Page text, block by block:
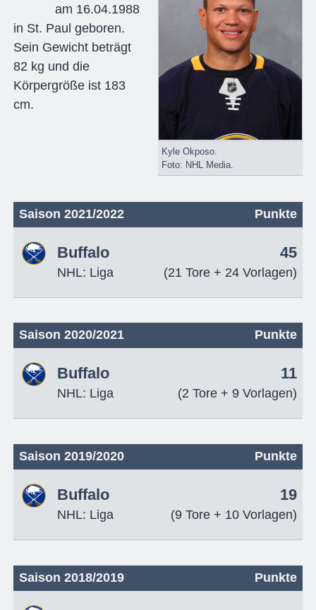
Kyle Okposo.
Foto: NHL Media.
am 16.04.1988
in St. Paul geboren.
Sein Gewicht beträgt
82 kg und die
Körpergröße ist 183
cm.
Saison 2021/2022 Punkte
Buffalo
NHL: Liga
45
(21 Tore + 24 Vorlagen)
Saison 2020/2021 Punkte
Buffalo
NHL: Liga
11
(2 Tore + 9 Vorlagen)
Saison 2019/2020 Punkte
Buffalo
NHL: Liga
19
(9 Tore + 10 Vorlagen)
Saison 2018/2019 Punkte